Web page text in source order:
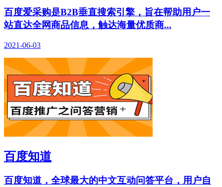
百度爱采购是B2B垂直搜索引擎，旨在帮助用户一
站直达全网商品信息，触达海量优质商...
2021-06-03
百度知道
百度知道，全球最大的中文互动问答平台，用户自